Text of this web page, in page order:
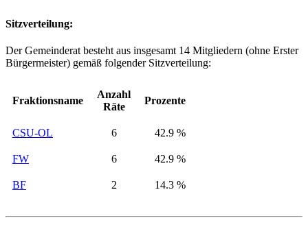
Sitzverteilung:
Der Gemeinderat besteht aus insgesamt 14 Mitgliedern (ohne Erster
Bürgermeister) gemäß folgender Sitzverteilung:
Fraktionsname
Anzahl
Räte
Prozente
CSU-OL 6 42.9 %
FW 6 42.9 %
BF 2 14.3 %